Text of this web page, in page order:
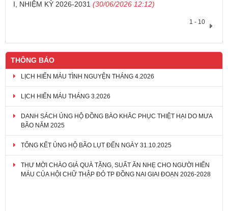
I, NHIỆM KỲ 2026-2031 (30/06/2026 12:12)
1 - 10
THÔNG BÁO
LỊCH HIẾN MÁU TÌNH NGUYỆN THÁNG 4.2026
LỊCH HIẾN MÁU THÁNG 3.2026
DANH SÁCH ỦNG HỘ ĐỒNG BÀO KHẮC PHỤC THIỆT HẠI DO MƯA
BÃO NĂM 2025
TỔNG KẾT ỦNG HỘ BÃO LỤT ĐẾN NGÀY 31.10.2025
THƯ MỜI CHÀO GIÁ QUÀ TẶNG, SUẤT ĂN NHẸ CHO NGƯỜI HIẾN
MÁU CỦA HỘI CHỮ THẬP ĐỎ TP ĐỒNG NAI GIAI ĐOẠN 2026-2028